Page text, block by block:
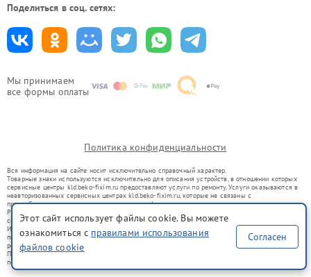
Мы принимаем
все формы оплаты
Поделиться в соц. сетях:
Политика конфиденциальности
Вся информация на сайте носит исключительно справочный характер.
Товарные знаки используются исключительно для описания устройств, в отношении которых
сервисные центры kld.beko-fixim.ru предоставляют услуги по ремонту. Услуги оказываются в
неавторизованных сервисных центрах kld.beko-fixim.ru, которые не связаны с
правообладателями товарных знаков или их официальными представителями.
Ремонт осуществляется для устройств, уже введенных в гражданский оборот в соответствии
со статьей 1487 ГК РФ.
Использование товарных знаков не преследует цели индивидуализации услуг или введения
потребителей в заблуждение, а служит для информирования о предоставляемых услугах по
ремонту техники указанных брендов.
Представленная на сайте информация не является публичной офертой, определяемой
положениями Статьи 437(2) Гражданского кодекса РФ
Этот сайт использует файлы cookie. Вы можете
ознакомиться с правилами использования
файлов cookie
Согласен